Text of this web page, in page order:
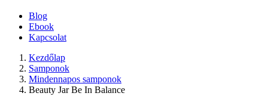
Blog
Ebook
Kapcsolat
Kezdőlap
Samponok
Mindennapos samponok
Beauty Jar Be In Balance